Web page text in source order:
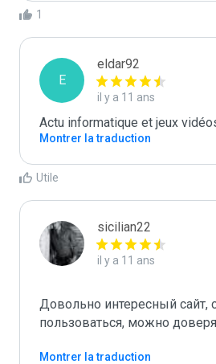
1
E
eldar92
il y a 11 ans
Actu informatique et jeux
Montrer la traduction
Utile
sicilian22
il y a 11 ans
Довольно интересный сайт,
пользоваться, можно
Montrer la traduction